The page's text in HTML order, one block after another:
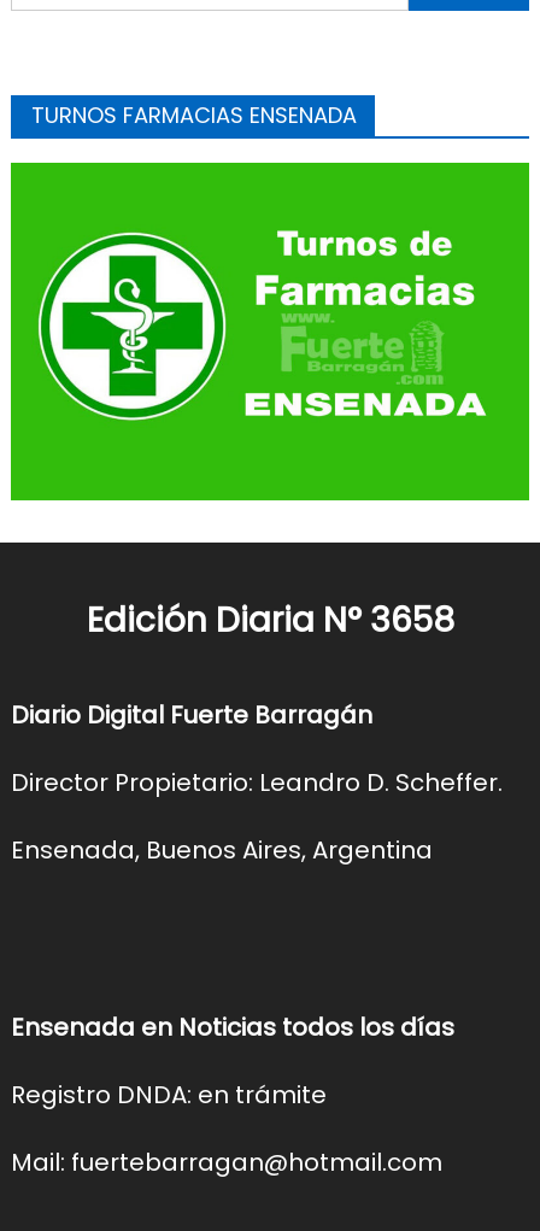
TURNOS FARMACIAS ENSENADA
Edición Diaria N° 3658
Diario Digital Fuerte Barragán
Director Propietario: Leandro D. Scheffer.
Ensenada, Buenos Aires, Argentina
Ensenada en Noticias todos los días
Registro DNDA: en trámite
Mail: fuertebarragan@hotmail.com